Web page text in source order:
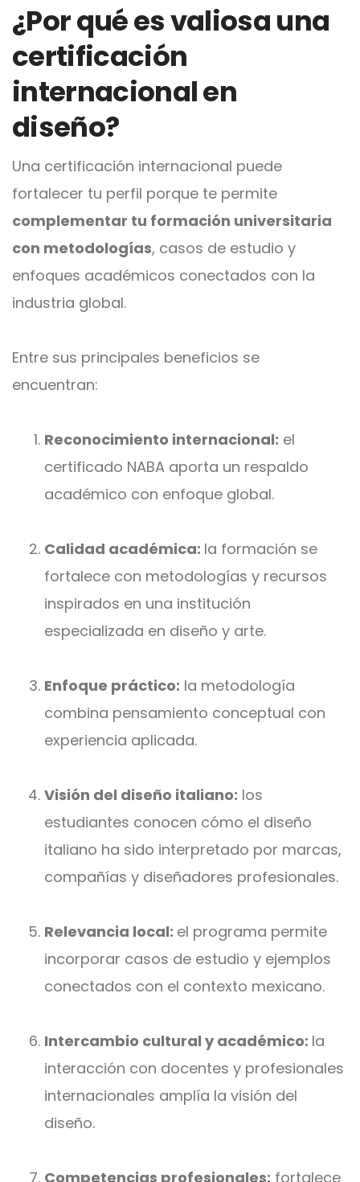
¿Por qué es valiosa una
certificación
internacional en
diseño?
Una certificación internacional puede
fortalecer tu perfil porque te permite
complementar tu formación universitaria
con metodologías, casos de estudio y
enfoques académicos conectados con la
industria global.
Entre sus principales beneficios se
encuentran:
Reconocimiento internacional: el
certificado NABA aporta un respaldo
académico con enfoque global.
Calidad académica: la formación se
fortalece con metodologías y recursos
inspirados en una institución
especializada en diseño y arte.
Enfoque práctico: la metodología
combina pensamiento conceptual con
experiencia aplicada.
Visión del diseño italiano: los
estudiantes conocen cómo el diseño
italiano ha sido interpretado por marcas,
compañías y diseñadores profesionales.
Relevancia local: el programa permite
incorporar casos de estudio y ejemplos
conectados con el contexto mexicano.
Intercambio cultural y académico: la
interacción con docentes y profesionales
internacionales amplía la visión del
diseño.
Competencias profesionales: fortalece